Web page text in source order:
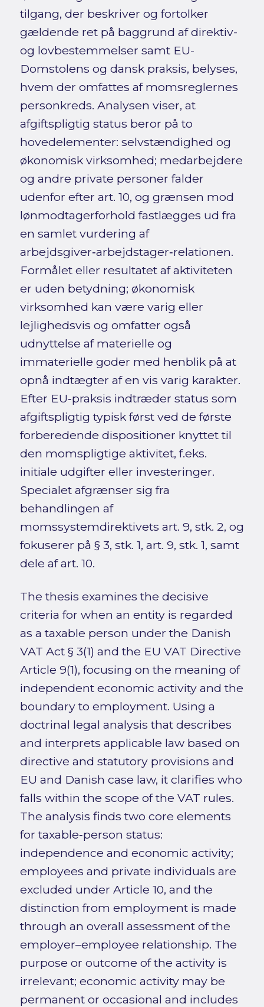
tilgang, der beskriver og fortolker
gældende ret på baggrund af direktiv-
og lovbestemmelser samt EU-
Domstolens og dansk praksis, belyses,
hvem der omfattes af momsreglernes
personkreds. Analysen viser, at
afgiftspligtig status beror på to
hovedelementer: selvstændighed og
økonomisk virksomhed; medarbejdere
og andre private personer falder
udenfor efter art. 10, og grænsen mod
lønmodtagerforhold fastlægges ud fra
en samlet vurdering af
arbejdsgiver‑arbejdstager‑relationen.
Formålet eller resultatet af aktiviteten
er uden betydning; økonomisk
virksomhed kan være varig eller
lejlighedsvis og omfatter også
udnyttelse af materielle og
immaterielle goder med henblik på at
opnå indtægter af en vis varig karakter.
Efter EU‑praksis indtræder status som
afgiftspligtig typisk først ved de første
forberedende dispositioner knyttet til
den momspligtige aktivitet, f.eks.
initiale udgifter eller investeringer.
Specialet afgrænser sig fra
behandlingen af
momssystemdirektivets art. 9, stk. 2, og
fokuserer på § 3, stk. 1, art. 9, stk. 1, samt
dele af art. 10.
The thesis examines the decisive
criteria for when an entity is regarded
as a taxable person under the Danish
VAT Act § 3(1) and the EU VAT Directive
Article 9(1), focusing on the meaning of
independent economic activity and the
boundary to employment. Using a
doctrinal legal analysis that describes
and interprets applicable law based on
directive and statutory provisions and
EU and Danish case law, it clarifies who
falls within the scope of the VAT rules.
The analysis finds two core elements
for taxable‑person status:
independence and economic activity;
employees and private individuals are
excluded under Article 10, and the
distinction from employment is made
through an overall assessment of the
employer–employee relationship. The
purpose or outcome of the activity is
irrelevant; economic activity may be
permanent or occasional and includes